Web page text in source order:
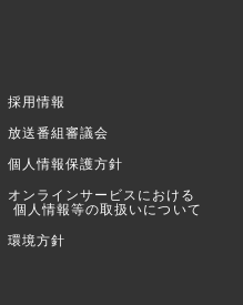
採用情報
放送番組審議会
個人情報保護方針
オンラインサービスにおける
個人情報等の取扱いについて
環境方針